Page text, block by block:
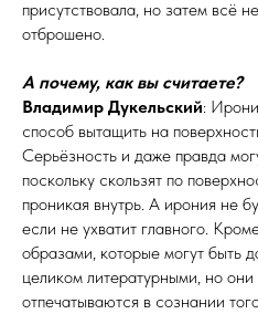
присутствовала, но затем всё
отброшено.
А почему, как вы считаете?
Владимир Дукельский:
способ вытащить на
Серьёзность и даже правда
поскольку скользят по
проникая внутрь. А ирония не
если не ухватит главного.
образами, которые могут быть
целиком литературными, но
отпечатываются в сознании